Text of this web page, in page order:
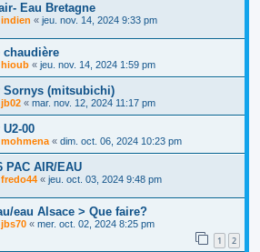
Eau Bretagne
indien « jeu. nov. 14, 2024 9:33 pm
chaudière
hioub « jeu. nov. 14, 2024 1:59 pm
Sornys (mitsubichi)
jb02 « mar. nov. 12, 2024 11:17 pm
00
mohmena« dim. oct. 06, 2024 10:23 pm
PAC AIR/EAU
fredo44 « jeu. oct. 03, 2024 9:48 pm
eau Alsace > Que faire?
jbs70 « mer. oct. 02, 2024 8:25 pm
1 2